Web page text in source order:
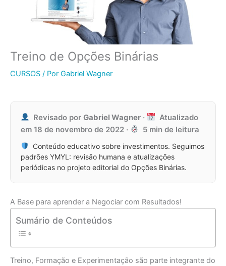
Treino de Opções Binárias
CURSOS / Por Gabriel Wagner
Revisado porGabriel Wagner ·
Atualizado
em 18 de novembro de 2022 · 5 min de leitura
Conteúdo educativo sobre investimentos. Seguimos
padrões YMYL: revisão humana e atualizações
periódicas no projeto editorial do Opções Binárias.
A Base para aprender a Negociar com Resultados!
Sumário de Conteúdos
Treino, Formação e Experimentação são parte integrante do